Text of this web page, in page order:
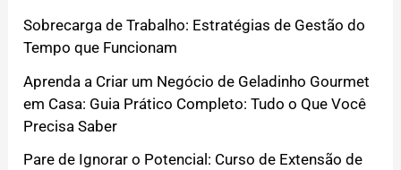
Sobrecarga de Trabalho: Estratégias de Gestão do
Tempo que Funcionam
Aprenda a Criar um Negócio de Geladinho Gourmet
em Casa: Guia Prático Completo: Tudo o Que Você
Precisa Saber
Pare de Ignorar o Potencial: Curso de Extensão de